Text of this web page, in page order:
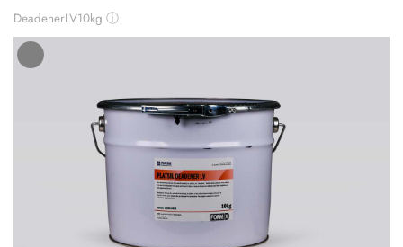
DeadenerLV10kg ⓘ